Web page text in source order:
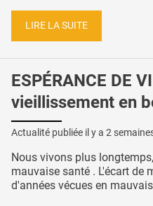
LIRE LA SUITE
ESPÉRANCE DE
vieillissement en
Actualité publiée il y a 2
Nous vivons plus
mauvaise santé . L'écart de
d'années vécues en